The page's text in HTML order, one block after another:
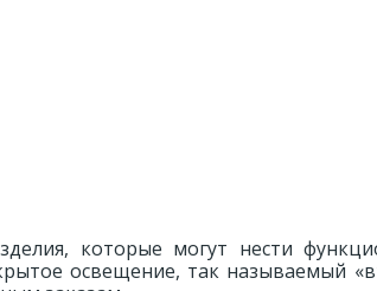
которые могут нести
освещение, так называемый